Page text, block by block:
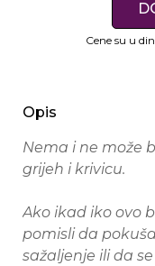
Cene su u
Opis
Nema i ne može
grijeh i krivicu.
Ako ikad iko ovo
pomisli da
sažaljenje ili da